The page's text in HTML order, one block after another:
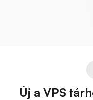
Új a VPS